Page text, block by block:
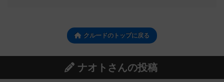
クルードのトップに戻る
ナオトさんの投稿